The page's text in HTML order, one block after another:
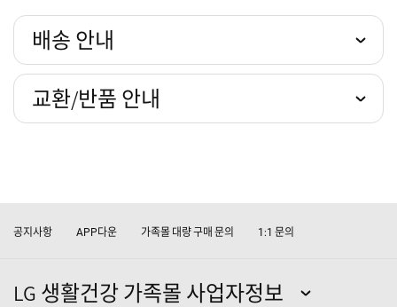
배송 안내
교환/반품 안내
공지사항 APP다운 가족몰 대량 구매 문의 1:1 문의
LG 생활건강 가족몰 사업자정보